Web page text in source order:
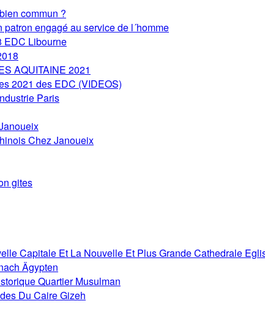
commun ?
patron engagé au service de l´homme
EDC Libourne
AQUITAINE 2021
2021 des EDC (VIDEOS)
Paris
Chez Janoueix
gites
Capitale Et La Nouvelle Et Plus Grande Cathedrale
Ägypten
Quartier Musulman
Du Caire Gizeh